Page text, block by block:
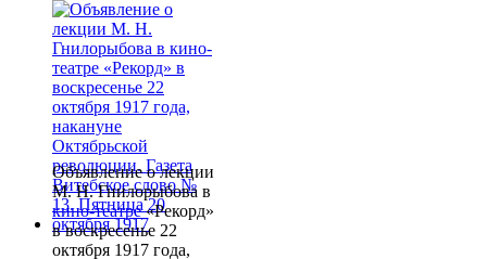
Объявление о лекции
М. Н. Гнилорыбова в
кино-театре«Рекорд»
в воскресенье 22
октября 1917 года,